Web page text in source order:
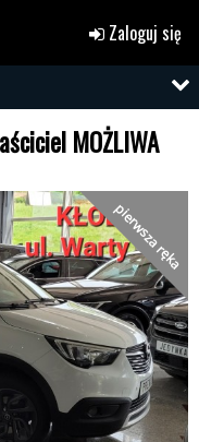
Zaloguj się
MOŻLIWA
pierwsza ręka